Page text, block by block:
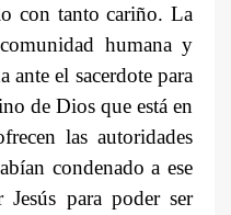
con tanto cariño. La
humana y
el sacerdote para
de Dios que está en
las autoridades
condenado a ese
para poder ser